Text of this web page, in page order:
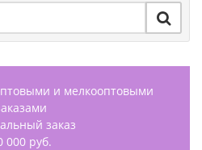
и мелкооптовыми
заказ
000 руб.